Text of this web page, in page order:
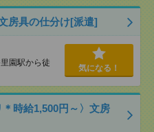
房具の仕分け[派遣]
園駅から徒
気になる！
＊時給1,500円～〉文房